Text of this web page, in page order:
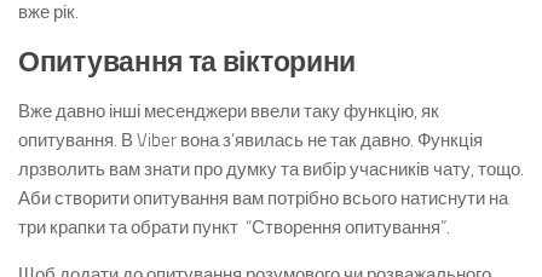
вже рік.
Опитування та вікторини
Вже давно інші месенджери ввели таку функцію, як
опитування. В Viber вона з’явилась не так давно. Функція
лрзволить вам знати про думку та вибір учасників чату, тощо.
Аби створити опитування вам потрібно всього натиснути на
три крапки та обрати пункт “Створення опитування”.